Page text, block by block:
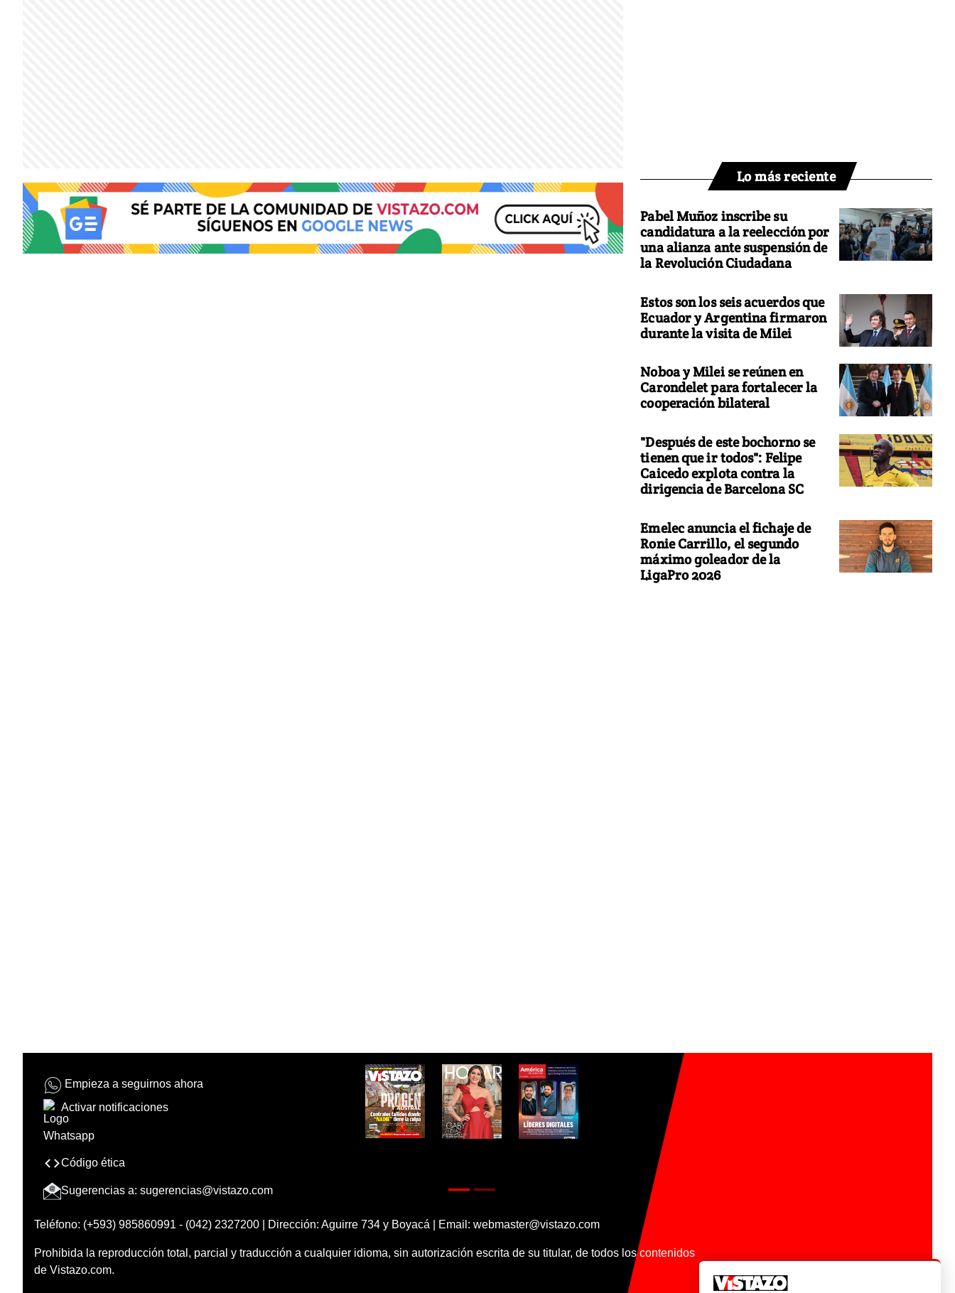
Lo más reciente
Pabel Muñoz inscribe su
candidatura a la reelección por
una alianza ante suspensión de
la Revolución Ciudadana
Estos son los seis acuerdos que
Ecuador y Argentina firmaron
durante la visita de Milei
Noboa y Milei se reúnen en
Carondelet para fortalecer la
cooperación bilateral
"Después de este bochorno se
tienen que ir todos": Felipe
Caicedo explota contra la
dirigencia de Barcelona SC
Emelec anuncia el fichaje de
Ronie Carrillo, el segundo
máximo goleador de la
LigaPro 2026
Empieza a seguirnos ahora
Activar notificaciones
Código ética
Sugerencias a: sugerencias@vistazo.com
Teléfono: (+593) 985860991 - (042) 2327200 | Dirección: Aguirre 734 y Boyacá | Email: webmaster@vistazo.com
Prohibida la reproducción total, parcial y traducción a cualquier idioma, sin autorización escrita de su titular, de todos los contenidos
de Vistazo.com.